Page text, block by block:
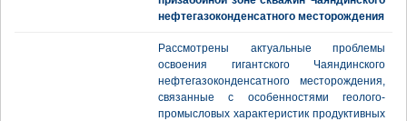
нефтегазоконденсатного месторождения
Рассмотрены актуальные проблемы
освоения гигантского Чаяндинского
нефтегазоконденсатного месторождения,
связанные с особенностями геолого-
промысловых характеристик продуктивных